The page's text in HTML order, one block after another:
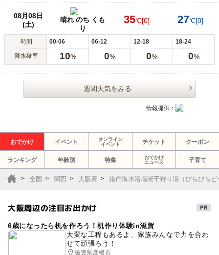
08月08日
(土)
晴れ のち くも
り
35℃[0] 27℃[0]
時間 00-06 06-12 12-18 18-24
降水確率 10% 0% 0% 0%
週間天気をみる
情報提供：
おでかけ イベント
オンライン
イベント
チケット クーポン
ランキング 年齢別 特集
おでかけ
ニュース
子育て
全国 関西 大阪府 箱作海水浴場潮干狩り場（ぴちぴちビ
大阪周辺の注目お出かけ
6歳になったら机を作ろう！机作り体験in滋賀
大変な工程もあるよ、家族みんなで力を合わ
せて頑張ろう！
滋賀県彦根市